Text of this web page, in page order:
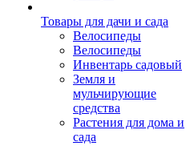
Товары для дачи и сада
Велосипеды
Велосипеды
Инвентарь садовый
Земля и
мульчирующие
средства
Растения для дома и
сада